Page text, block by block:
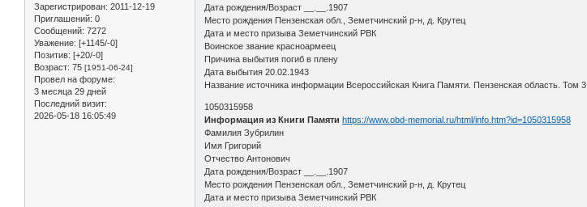
Зарегистрирован: 2011-12-19
Приглашений: 0
Сообщений: 7272
Уважение: [+1145/-0]
Позитив: [+20/-0]
Возраст: 75 [1951-06-24]
Провел на форуме:
3 месяца 29 дней
Последний визит:
2026-05-18 16:05:49
Дата рождения/Возраст __.__.1907
Место рождения Пензенская обл., Земетчинский р-н, д. Крутец
Дата и место призыва Земетчинский РВК
Воинское звание красноармеец
Причина выбытия погиб в плену
Дата выбытия 20.02.1943
Название источника информации Всероссийская Книга Памяти. Пензенская область. Том 3
1050315958
Информация из Книги Памяти https://www.obd-memorial.ru/html/info.htm?id=1050315958
Фамилия Зубрилин
Имя Григорий
Отчество Антонович
Дата рождения/Возраст __.__.1907
Место рождения Пензенская обл., Земетчинский р-н, д. Крутец
Дата и место призыва Земетчинский РВК